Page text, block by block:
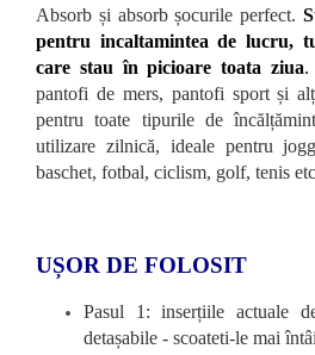
Absorb și absorb șocurile perfect.
pentru incaltamintea de lucru,
care stau în picioare toata ziua.
pantofi de mers, pantofi sport și
pentru toate tipurile de
utilizare zilnică, ideale pentru
baschet, fotbal, ciclism, golf, tenis
UȘOR DE FOLOSIT
Pasul 1: inserțiile actuale
detașabile - scoateti-le mai